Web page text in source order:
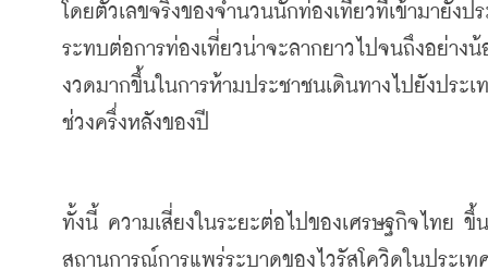
โดยตัวเลขจริงของจำนวนนักท่องเที่ยวที่เข้ามายัง
ระทบต่อการท่องเที่ยวน่าจะลากยาวไปจนถึงอย่าง
งวดมากขึ้นในการห้ามประชาชนเดินทางไปยังประเ
ช่วงครึ่งหลังของปี
ทั้งนี้ ความเสี่ยงในระยะต่อไปของเศรษฐกิจไทย ขึ้
สถานการณ์การแพร่ระบาดของไวรัสโควิดในประเท